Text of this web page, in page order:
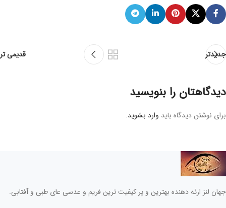
جدیدتر قدیمی تر
دیدگاهتان را بنویسید
برای نوشتن دیدگاه باید وارد بشوید.
جهان لنز ارئه دهنده بهترین و پر کیفیت ترین فریم و عدسی عای طبی و آفتابی.